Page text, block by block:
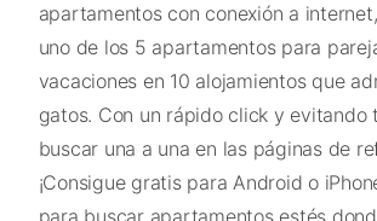
apartamentos con conexión a
uno de los 5 apartamentos para
vacaciones en 10 alojamientos que
gatos. Con un rápido click y evitando
buscar una a una en las páginas de
¡Consigue gratis para Android o
para buscar apartamentos estés